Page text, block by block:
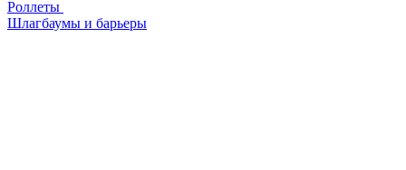
Роллеты
Шлагбаумы и барьеры